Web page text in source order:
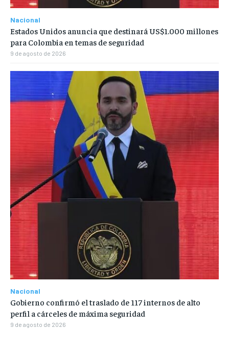
Nacional
Estados Unidos anuncia que destinará US$1.000 millones
para Colombia en temas de seguridad
9 de agosto de 2026
Nacional
Gobierno confirmó el traslado de 117 internos de alto
perfil a cárceles de máxima seguridad
9 de agosto de 2026